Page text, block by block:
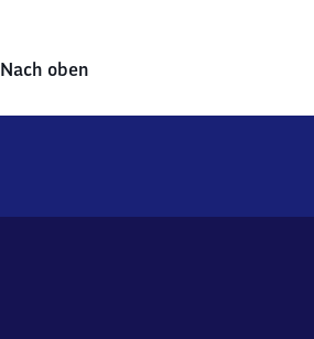
Nach oben